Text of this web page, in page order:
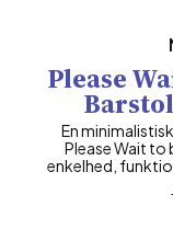
Please
En
Please Wait to
enkelhed,